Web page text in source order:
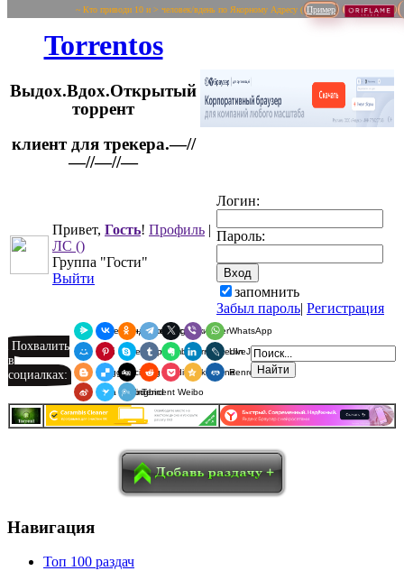
~ Кто приводи 10 и > человек/вдень по Якорному Адресу ( Пример
Torrentos
Выдох.Вдох.Открытый
торрент
Привет, Гость! Профиль |
ЛС ()
Группа "Гости"
Выйти
Логин:
Пароль:
запомнить
Забыл пароль| Регистрация
Похвалить
в
социалках:
Я.Мессенджер
ВКонтакте
Одноклассники
Telegram
X ViberWhatsApp
Мой МирPinterest
SkypeTumblrEvernoteLinkedInLiveJournal
BloggerDelicious
Digg redditPocketQzoneRenren
Sina Weibo
SurfingbirdTencent Weibo
Навигация
Топ 100 раздач